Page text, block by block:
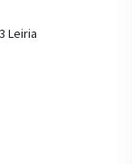
Leiria